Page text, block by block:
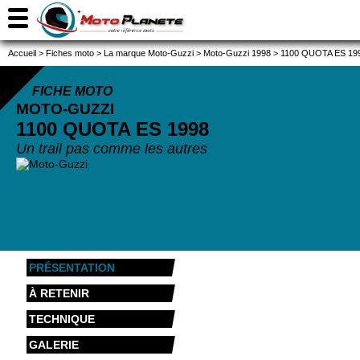
Accueil > Fiches moto > La marque Moto-Guzzi > Moto-Guzzi 1998 > 1100 QUOTA ES
FICHE MOTO
MOTO-GUZZI
1100 QUOTA ES 1998
Un trail pas comme les autres
PRÉSENTATION
À RETENIR
TECHNIQUE
GALERIE